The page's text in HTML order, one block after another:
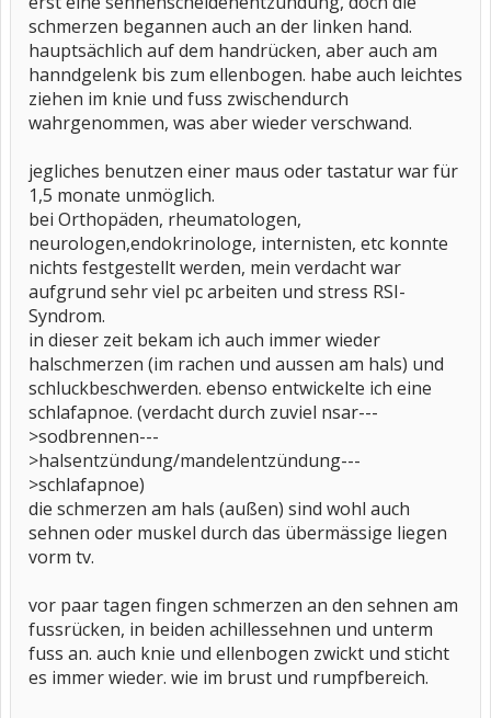
schmerzen begannen auch an der linken hand.
hauptsächlich auf dem handrücken, aber auch am
hanndgelenk bis zum ellenbogen. habe auch leichtes
ziehen im knie und fuss zwischendurch
wahrgenommen, was aber wieder verschwand.
jegliches benutzen einer maus oder tastatur war für
1,5 monate unmöglich.
bei Orthopäden, rheumatologen,
neurologen,endokrinologe, internisten, etc konnte
nichts festgestellt werden, mein verdacht war
aufgrund sehr viel pc arbeiten und stress RSI-
Syndrom.
in dieser zeit bekam ich auch immer wieder
halschmerzen (im rachen und aussen am hals) und
schluckbeschwerden. ebenso entwickelte ich eine
schlafapnoe. (verdacht durch zuviel nsar---
>sodbrennen---
>halsentzündung/mandelentzündung---
>schlafapnoe)
die schmerzen am hals (außen) sind wohl auch
sehnen oder muskel durch das übermässige liegen
vorm tv.
vor paar tagen fingen schmerzen an den sehnen am
fussrücken, in beiden achillessehnen und unterm
fuss an. auch knie und ellenbogen zwickt und sticht
es immer wieder. wie im brust und rumpfbereich.